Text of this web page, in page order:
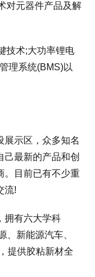
对元器件产品及解
术;大功率锂电
理系统(BMS)以
示区，众多知名
己最新的产品和创
。目前已有不少重
流!
有六大学科
、新能源汽车、
提供胶粘新材全